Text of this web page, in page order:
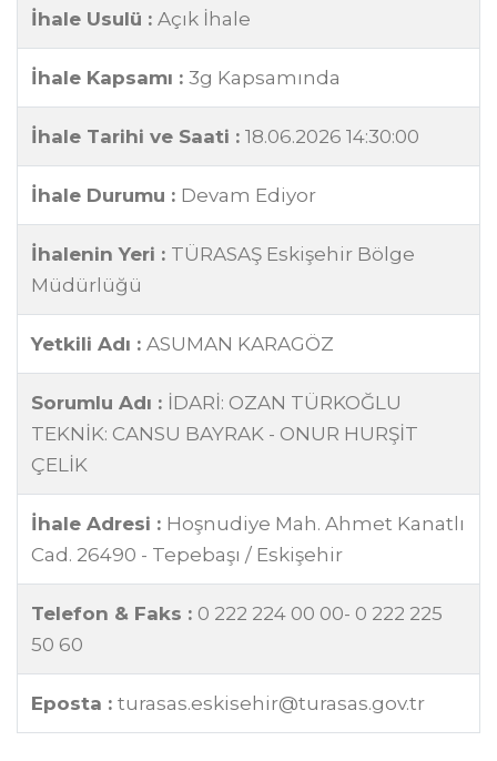
İhale Usulü : Açık İhale
İhale Kapsamı : 3g Kapsamında
İhale Tarihi ve Saati : 18.06.2026 14:30:00
İhale Durumu : Devam Ediyor
İhalenin Yeri : TÜRASAŞ Eskişehir Bölge
Müdürlüğü
Yetkili Adı : ASUMAN KARAGÖZ
Sorumlu Adı : İDARİ: OZAN TÜRKOĞLU
TEKNİK: CANSU BAYRAK - ONUR HURŞİT
ÇELİK
İhale Adresi : Hoşnudiye Mah. Ahmet Kanatlı
Cad. 26490 - Tepebaşı / Eskişehir
Telefon & Faks : 0 222 224 00 00- 0 222 225
50 60
Eposta : turasas.eskisehir@turasas.gov.tr